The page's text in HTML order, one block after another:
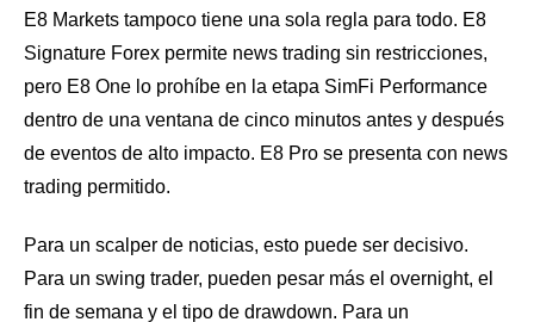
E8 Markets tampoco tiene una sola regla para todo. E8
Signature Forex permite news trading sin restricciones,
pero E8 One lo prohíbe en la etapa SimFi Performance
dentro de una ventana de cinco minutos antes y después
de eventos de alto impacto. E8 Pro se presenta con news
trading permitido.
Para un scalper de noticias, esto puede ser decisivo.
Para un swing trader, pueden pesar más el overnight, el
fin de semana y el tipo de drawdown. Para un